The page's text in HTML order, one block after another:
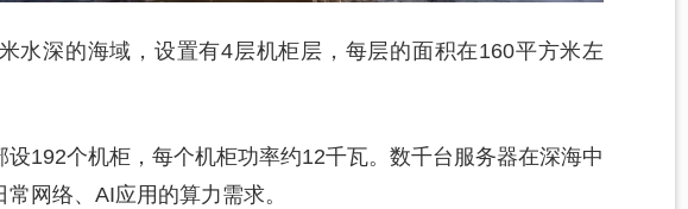
水深的海域，设置有4层机柜层，每层的面积在160平方米左
192个机柜，每个机柜功率约12千瓦。数千台服务器在深海中
网络、AI应用的算力需求。